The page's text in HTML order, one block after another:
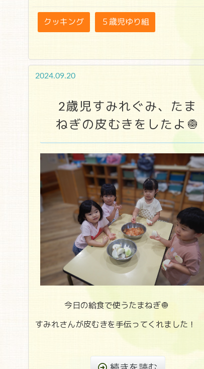
クッキング ５歳児ゆり組
2024.09.20
2歳児すみれぐみ、たま
ねぎの皮むきをしたよ🧅
今日の給食で使うたまねぎ🧅
すみれさんが皮むきを手伝ってくれました！